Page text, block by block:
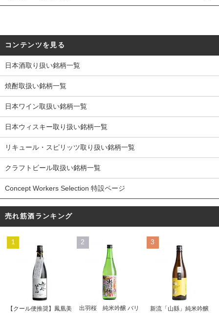
コンテンツを見る
日本酒取り扱い銘柄一覧
焼酎取扱い銘柄一覧
日本ワイン取扱い銘柄一覧
日本ウィスキー取り扱い銘柄一覧
リキュール・スピリッツ取り扱い銘柄一覧
クラフトビール取扱い銘柄一覧
Concept Workers Selection 特設ページ
売れ筋酒ランキング
1
【クール便推奨】鳳凰美
2
出羽桜 純米吟醸 バリ
3
新流「山縣」純米吟醸